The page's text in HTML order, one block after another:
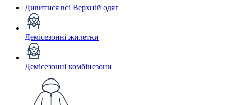
Дивитися всі Верхній одяг
Демісезонні жилетки
Демісезонні комбінезони